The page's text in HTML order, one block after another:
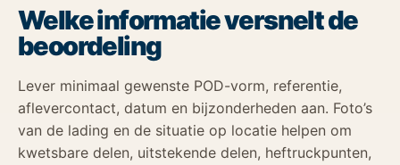
Welke informatie versnelt de
beoordeling
Lever minimaal gewenste POD-vorm, referentie,
aflevercontact, datum en bijzonderheden aan. Foto’s
van de lading en de situatie op locatie helpen om
kwetsbare delen, uitstekende delen, heftruckpunten,